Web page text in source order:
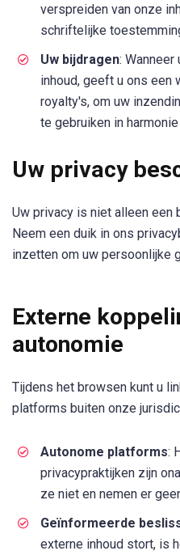
verspreiden van onze
schriftelijke
Uw bijdragen:
inhoud, geeft u ons een
royalty's, om uw
te gebruiken in
Uw privacy
Uw privacy is niet alleen een
Neem een duik in ons
inzetten om uw persoonlijke
Externe
autonomie
Tijdens het browsen kunt u
platforms buiten onze
Autonome platforms:
privacypraktijken zijn
ze niet en nemen er
Geïnformeerde
externe inhoud stort, is